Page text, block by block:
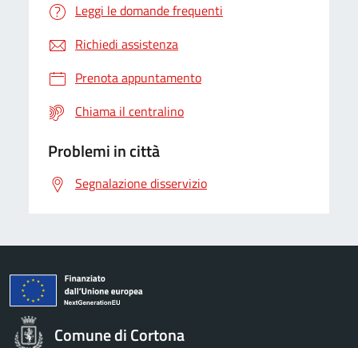
Leggi le domande frequenti
Richiedi assistenza
Prenota appuntamento
Chiama il centralino
Problemi in città
Segnalazione disservizio
Comune di Cortona